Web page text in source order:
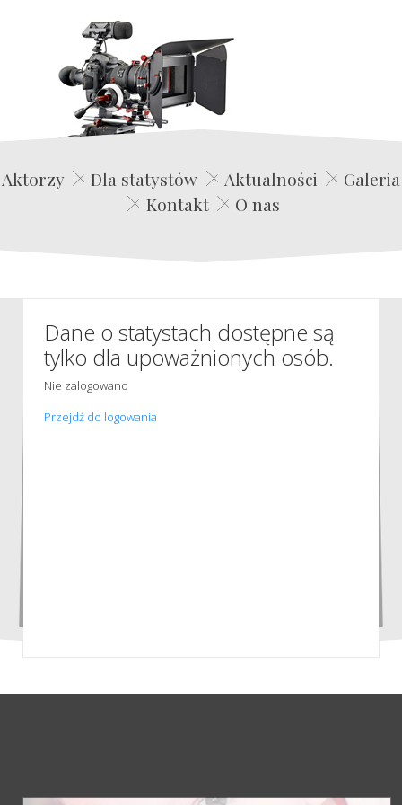
Edwin Film Agencja Aktorska
Aktorzy Dla statystów Aktualności
Galeria
Kontakt
O nas
Dane o statystach dostępne są
tylko dla upoważnionych osób.
Nie zalogowano
Przejdź do logowania